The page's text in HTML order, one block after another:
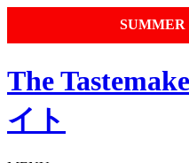
SUMMER
The
イト